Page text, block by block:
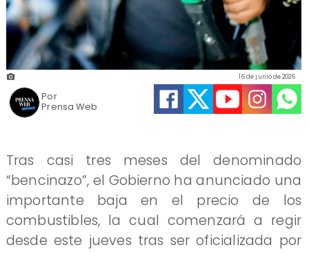
Prensa Web
16 de junio de 2026
Por
Tras casi tres meses del denominado
“bencinazo”, el Gobierno ha anunciado una
importante baja en el precio de los
combustibles, la cual comenzará a regir
desde este jueves tras ser oficializada por